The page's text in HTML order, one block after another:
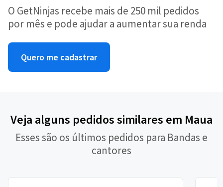
O GetNinjas recebe mais de 250 mil pedidos
por mês e pode ajudar a aumentar sua renda
Quero me cadastrar
Veja alguns pedidos similares em Maua
Esses são os últimos pedidos para Bandas e
cantores